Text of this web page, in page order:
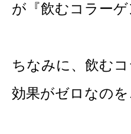
が『飲むコラーゲ
ちなみに、飲む
効果がゼロなの